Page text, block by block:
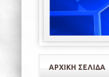
ΑΡΧΙΚΗ ΣΕΛΙΔΑ